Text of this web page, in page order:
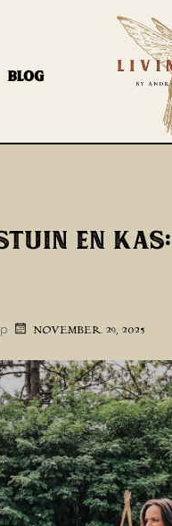
BLOG
EN
NOVEMBER 29, 2025